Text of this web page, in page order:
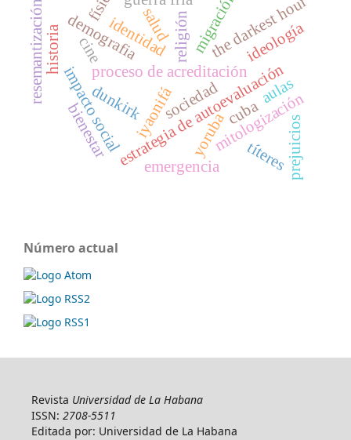
proceso de acreditación
estrategia de autoevaluación
impacto social
identidad
iyaonifá
religión
yorubacuba
demografia migración
sociedad
the darkest hour
dunkirk
cine
historia ideología
mitologización
resemantización
emergencia
bienestar
salud
prejuicios
títeres
aulas
Número actual
Revista Universidad de La Habana
ISSN: 2708-5511
Editada por: Universidad de La Habana